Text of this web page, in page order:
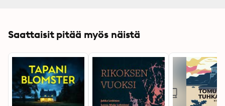
Saattaisit pitää myös näistä